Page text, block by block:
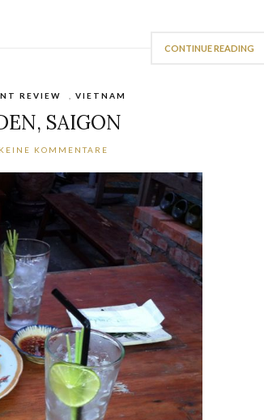
CONTINUE READING
REVIEW ,VIETNAM
SAIGON
KEINE KOMMENTARE